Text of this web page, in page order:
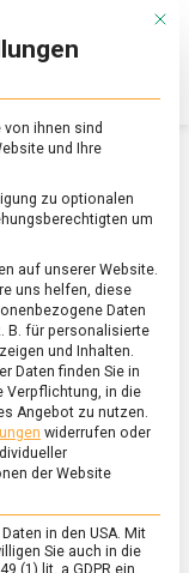
Magazin
Ernährung
Mit
ihnen sind
und Ihre
zu optionalen
um
auf unserer Website.
uns helfen, diese
Daten
B. für personalisierte
und Inhalten.
Daten finden Sie in
Verpflichtung, in die
Angebot zu nutzen.
widerrufen oder
der Website
in den USA. Mit
Sie auch in die
(1) lit. a GDPR ein.